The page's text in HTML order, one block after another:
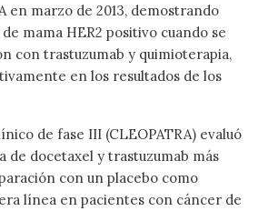
en marzo de 2013, demostrando
mama HER2 positivo cuando se
con trastuzumab y quimioterapia,
en los resultados de los
de fase III (CLEOPATRA) evaluó
de docetaxel y trastuzumab más
con un placebo como
línea en pacientes con cáncer de